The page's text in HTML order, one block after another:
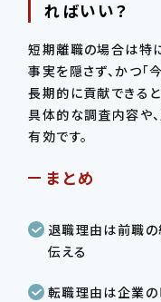
ればいい？
短期離職の場合は特
事実を隠さず、かつ「
長期的に貢献できると
具体的な調査内容や
有効です。
まとめ
退職理由は前職の
伝える
転職理由は企業の